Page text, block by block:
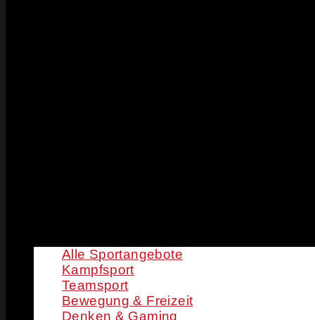
Alle Sportangebote
Kampfsport
Teamsport
Bewegung & Freizeit
Denken & Gaming